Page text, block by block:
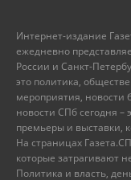
Интернет-издание
ежедневно
России и Санкт-
это политика,
мероприятия, новости
новости СПб сегодня –
премьеры и выставки,
На страницах
которые затрагивают
Политика и власть,